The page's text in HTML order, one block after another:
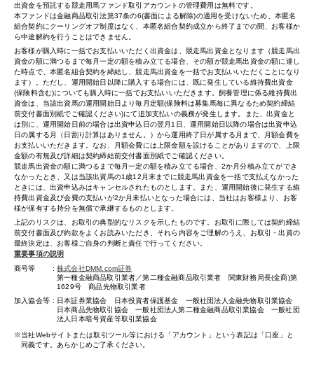
出資金を預託する競走用馬ファンド取引アカウントの管理費用は無料です。
本ファンドは金融商品取引法第37条の6(書面による解除)の適用を受けないため、本匿名
組合契約にクーリングオフ制度はなく、本匿名組合契約成立から終了までの間、お客様か
ら中途解約を行うことはできません。
お客様が購入時に一括でお支払いいただく出資金は、競走馬出資金となります（競走馬出
資金の額に満つるまで毎月一定の額を積み立てる場合、その額が競走馬出資金の額に達し
た時点で、本匿名組合契約を締結し、競走馬出資金を一括でお支払いいただくことになり
ます）。ただし、運用開始日以降に購入する場合には、既に発生している維持費出資金
(保険料含む)についても購入時に一括でお支払いいただきます。飼養管理に係る維持費出
資金は、当該出資馬の運用開始日より毎月定額(保険料は募集馬毎に異なるため契約締結
前交付書面別紙でご確認ください)にて追加支払いの義務が発生します。また、出資金と
は別に、運用開始日前の場合は出資申込日の翌月1日、運用開始日以降の場合は出資申込
日の属する月（日割り計算はありません。）から運用終了日が属する月まで、月額会費を
お支払いいただきます。なお、月額会費には上限金額を設けることがありますので、上限
金額の有無及び詳細は契約締結前交付書面別紙でご確認ください。
競走馬出資金の額に満つるまで毎月一定の額を積み立てる場合、2か月分積み立てができ
なかったとき、又は当該出資馬の1歳12月末までに競走馬出資金を一括で支払えなかった
ときには、出資申込みはキャンセルされたものとします。また、運用開始後に発生する維
持費出資金及び会費の支払いが2か月未払いとなった場合には、当社はお客様より、お客
様が保有する持分を無償で承継するものとします。
上記のリスクは、お取引の典型的なリスクを示したものです。お取引に際しては契約締結
前交付書面及び約款をよくお読みいただき、それら内容をご理解のうえ、お取引・出資の
最終決定は、お客様ご自身の判断と責任で行ってください。
重要事項の説明
商号等
株式会社DMM.com証券
第一種金融商品取引業者／第二種金融商品取引業者 関東財務局長(金商)第
1629号 商品先物取引業者
加入協会等
日本証券業協会 日本投資者保護基金 一般社団法人金融先物取引業協会
日本商品先物取引協会 一般社団法人第二種金融商品取引業協会 一般社団
法人日本暗号資産等取引業協会
当社Webサイトまたは取引ツール等における「アカウント」という表記は「口座」と
同義です。あらかじめご了承ください。